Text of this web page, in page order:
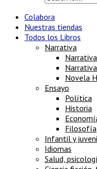
Colabora
Nuestras tiendas
Todos los Libros
Narrativa
Novela
Ensayo
Política
Historia
Filosofía
Infantil y
Idiomas
Salud,